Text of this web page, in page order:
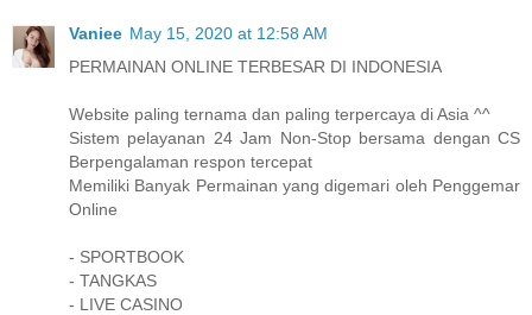
Vaniee May 15, 2020 at 12:58 AM
PERMAINAN ONLINE TERBESAR DI INDONESIA
Website paling ternama dan paling terpercaya di Asia ^^
Sistem pelayanan 24 Jam Non-Stop bersama dengan CS
Berpengalaman respon tercepat
Memiliki Banyak Permainan yang digemari oleh Penggemar
Online
- SPORTBOOK
- TANGKAS
- LIVE CASINO